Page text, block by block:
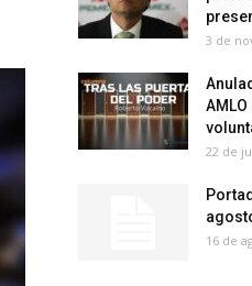
3 de
22 de
16 de